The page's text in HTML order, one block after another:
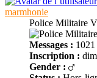
marmhonie
Police Militaire
Messages : 1021
Inscription :
Gender :